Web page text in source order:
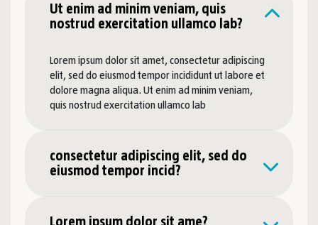
Ut enim ad minim veniam, quis
nostrud exercitation ullamco lab?
Lorem ipsum dolor sit amet, consectetur adipiscing
elit, sed do eiusmod tempor incididunt ut labore et
dolore magna aliqua. Ut enim ad minim veniam,
quis nostrud exercitation ullamco lab
consectetur adipiscing elit, sed do
eiusmod tempor incid?
Lorem ipsum dolor sit ame?